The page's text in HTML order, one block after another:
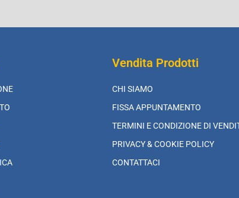
Vendita Prodotti
CHI SIAMO
FISSA APPUNTAMENTO
TERMINI E CONDIZIONE DI
PRIVACY & COOKIE POLICY
CONTATTACI